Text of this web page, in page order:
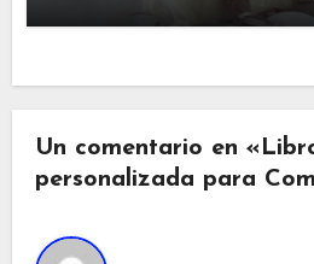
Un comentario en
personalizada para